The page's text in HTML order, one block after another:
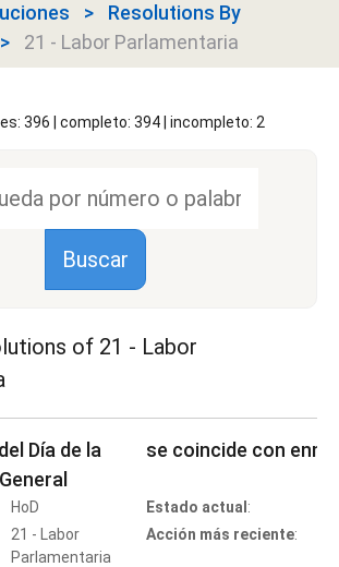
Resolutions By
21 - Labor Parlamentaria
396 | completo: 394 | incompleto: 2
of 21 - Labor
Día de la
se coincide con
HoD
21 - Labor
Parlamentaria
Estado actual :
Acción más reciente: